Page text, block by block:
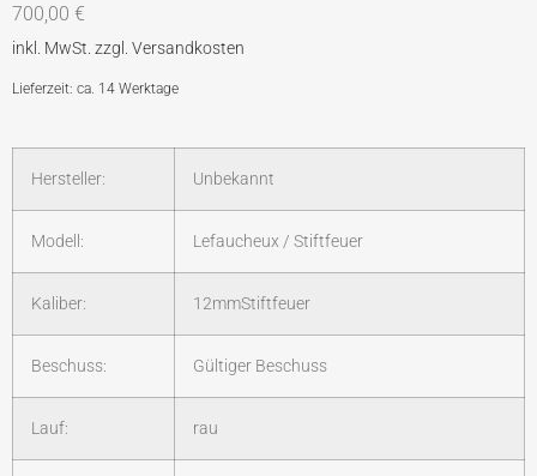
700,00 €
Lieferzeit: ca. 14 Werktage
Hersteller: Unbekannt
Modell: Lefaucheux / Stiftfeuer
Kaliber: 12mmStiftfeuer
Beschuss: Gültiger Beschuss
Lauf: rau